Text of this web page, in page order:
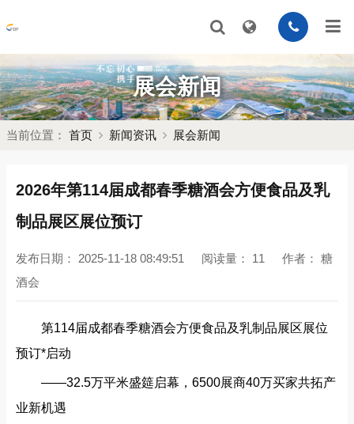
展会新闻
当前位置： 首页 新闻资讯 展会新闻
2026年第114届成都春季糖酒会方便食品及乳
制品展区展位预订
发布日期： 2025-11-18 08:49:51 阅读量： 11 作者： 糖
酒会
第114届成都春季糖酒会方便食品及乳制品展区展位
预订*启动‌
——32.5万平米盛筵启幕，6500展商40万买家共拓产
业新机遇